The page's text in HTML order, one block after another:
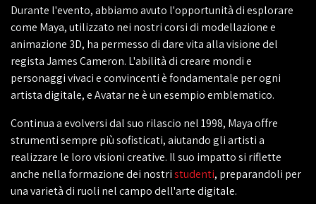
Durante l'evento, abbiamo avuto l'opportunità di esplorare
come Maya, utilizzato nei nostri corsi di modellazione e
animazione 3D, ha permesso di dare vita alla visione del
regista James Cameron. L'abilità di creare mondi e
personaggi vivaci e convincenti è fondamentale per ogni
artista digitale, e Avatar ne è un esempio emblematico.
Continua a evolversi dal suo rilascio nel 1998, Maya offre
strumenti sempre più sofisticati, aiutando gli artisti a
realizzare le loro visioni creative. Il suo impatto si riflette
anche nella formazione dei nostristudenti, preparandoli per
una varietà di ruoli nel campo dell'arte digitale.